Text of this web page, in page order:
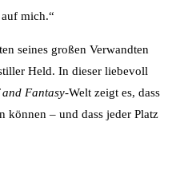
mich.“
seines großen Verwandten
Held. In dieser liebevoll
Fantasy-Welt zeigt es, dass
können – und dass jeder Platz